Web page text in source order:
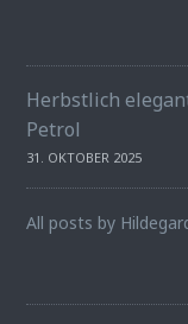
Herbstlich
Petrol
31. OKTOBER 2025
All posts by